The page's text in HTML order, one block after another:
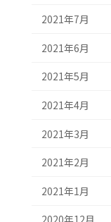
2021年7月
2021年6月
2021年5月
2021年4月
2021年3月
2021年2月
2021年1月